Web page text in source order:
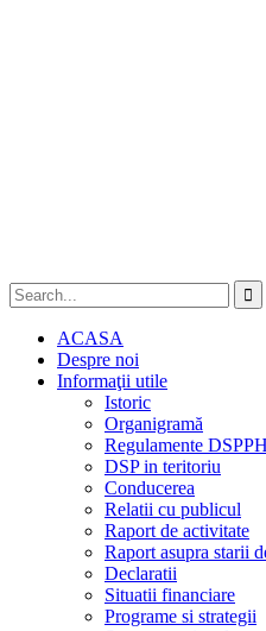
ACASA
Despre noi
Informaţii utile
Istoric
Organigramă
Regulamente DSPPH
DSP in teritoriu
Conducerea
Relatii cu publicul
Raport de activitate
Raport asupra starii
Declaratii
Situatii financiare
Programe si strategii